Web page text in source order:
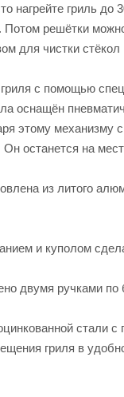
нагрейте гриль до
Потом решётки
для чистки
с помощью
оснащён
этому механизму
Он останется на
из литого
и куполом
двумя ручками по
стали
гриля в